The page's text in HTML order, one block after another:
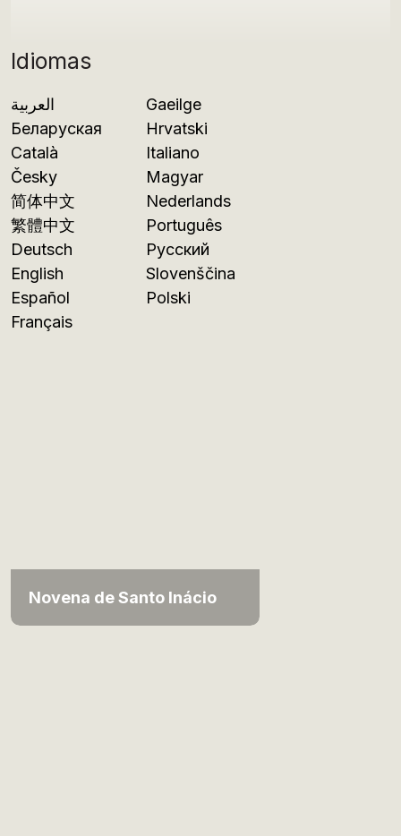
Idiomas
العربية
Беларуская
Català
Česky
简体中文
繁體中文
Deutsch
English
Español
Français
Gaeilge
Hrvatski
Italiano
Magyar
Nederlands
Português
Русский
Slovenščina
Polski
Novena de Santo Inácio